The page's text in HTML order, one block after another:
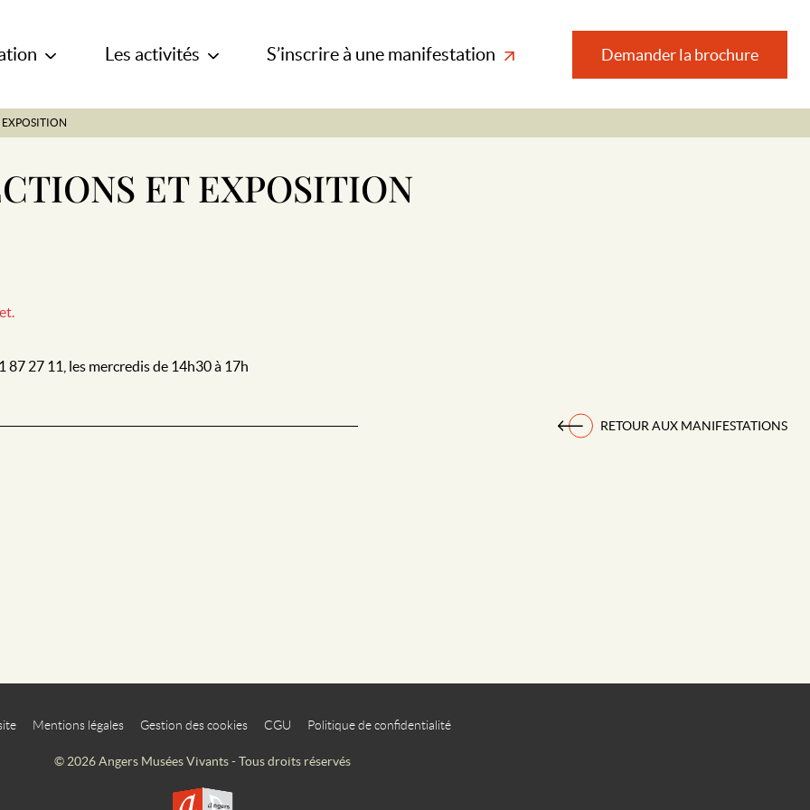
Les activités S’inscrire à une manifestation Demander la brochure
EXPOSITION
ET EXPOSITION
27 11, les mercredis de 14h30 à 17h
RETOUR AUX MANIFESTATIONS
Mentions légales Gestion des cookies CGU Politique de confidentialité
© 2026 Angers Musées Vivants - Tous droits réservés